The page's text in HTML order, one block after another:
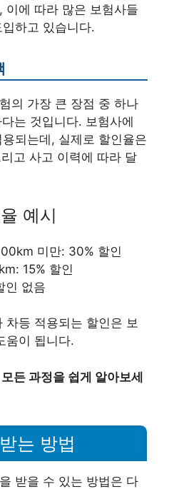
이에 따라 많은 보험사들
하고 있습니다.
의 가장 큰 장점 중 하나
는 것입니다. 보험사에
되는데, 실제로 할인율은
고 사고 이력에 따라 달
예시
미만: 30% 할인
15% 할인
인 없음
차등 적용되는 할인은 보
움이 됩니다.
든 과정을 쉽게 알아보세
는 방법
받을 수 있는 방법은 다